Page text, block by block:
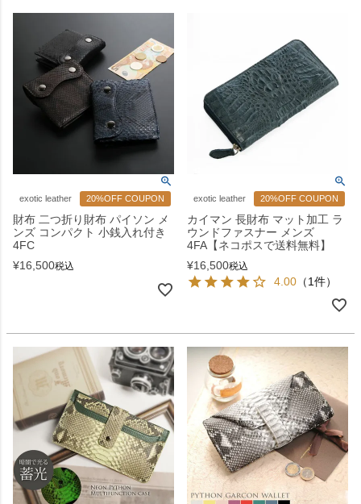
exotic leather 20%OFF COUPON
財布 二つ折り財布 パイソン メ
ンズ コンパクト 小銭入れ付き
4FC
¥16,500税込
exotic leather 20%OFF COUPON
カイマン 長財布 マット加工 ラ
ウンドファスナー メンズ
4FA【ネコポスで送料無料】
¥16,500税込
4.00 （1件）